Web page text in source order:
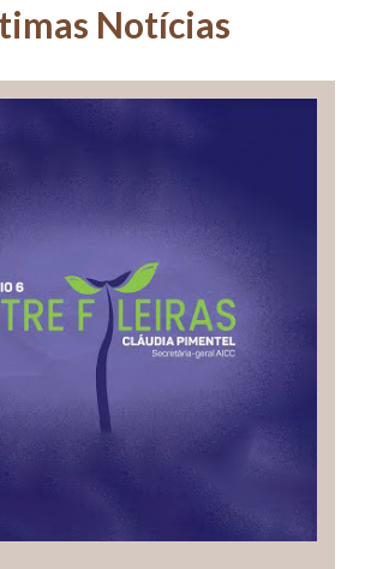
Notícias